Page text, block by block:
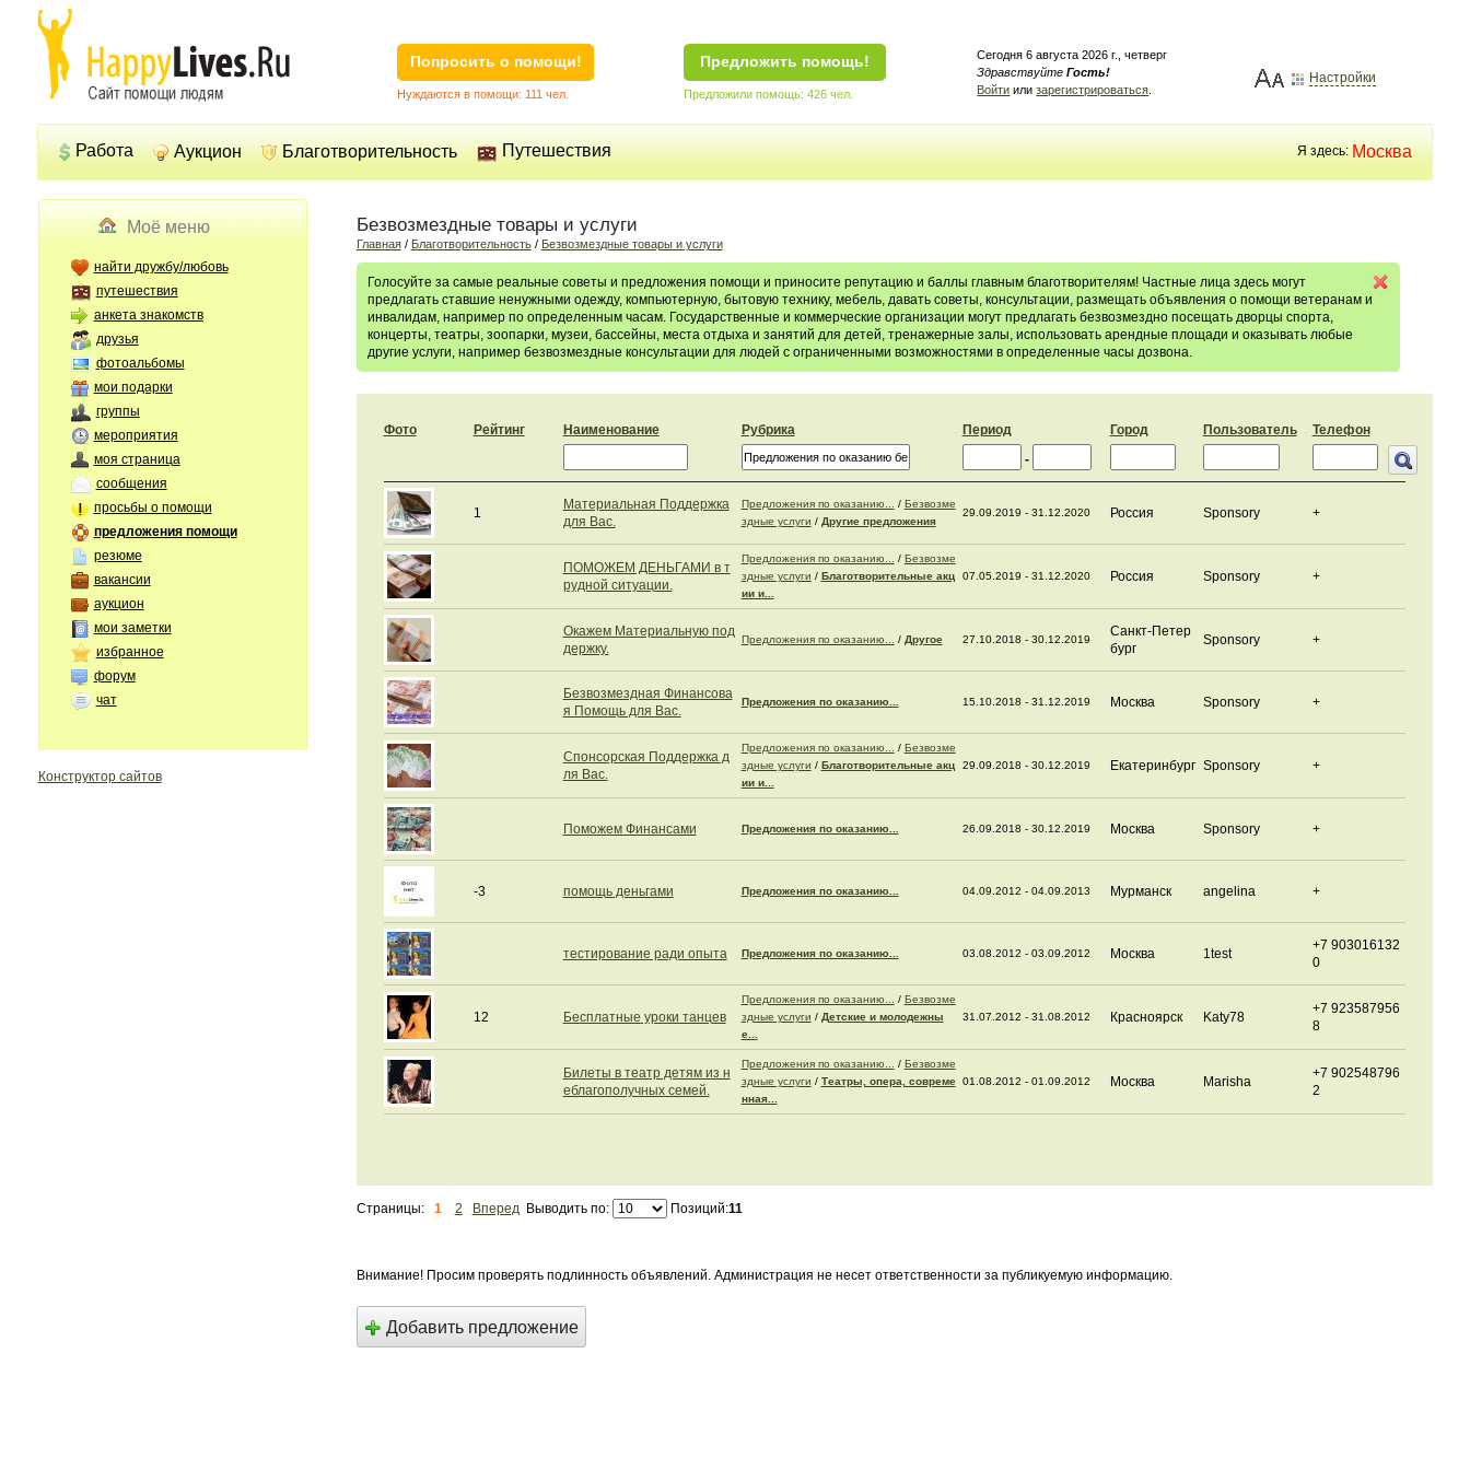
Попросить о помощи!
Нуждаются в помощи: 111 чел.
Предложить помощь!
Предложили помощь: 426 чел.
Сегодня 6 августа 2026 г., четверг
ЗдравствуйтеГость!
Войти илизарегистрироваться
Настройки
Работа Аукцион Благотворительность Путешествия Я здесь:Москва
Моё меню
найти дружбу/любовь
путешествия
анкета знакомств
друзья
фотоальбомы
мои подарки
группы
мероприятия
моя страница
сообщения
просьбы о помощи
предложения помощи
резюме
вакансии
аукцион
мои заметки
избранное
форум
чат
Конструктор сайтов
Безвозмездные товары и услуги
Главная/ Благотворительность/ Безвозмездные товары и услуги
Голосуйте за самые реальные советы и предложения помощи и приносите репутацию и баллы главным благотворителям! Частные лица здесь могут
предлагать ставшие ненужными одежду, компьютерную, бытовую технику, мебель, давать советы, консультации, размещать объявления о помощи ветеранам и
инвалидам, например по определенным часам. Государственные и коммерческие организации могут предлагать безвозмездно посещать дворцы спорта,
концерты, театры, зоопарки, музеи, бассейны, места отдыха и занятий для детей, тренажерные залы, использовать арендные площади и оказывать любые
другие услуги, например безвозмездные консультации для людей с ограниченными возможностями в определенные часы дозвона.
Фото Рейтинг Наименование Рубрика
Период
-
Город Пользователь Телефон
1
Материальная Поддержка
для Вас.
Предложения по оказанию... / Безвозме
здные услуги / Другие предложения
29.09.2019 - 31.12.2020 Россия Sponsory +
ПОМОЖЕМ ДЕНЬГАМИ в т
рудной ситуации.
Предложения по оказанию... / Безвозме
здные услуги / Благотворительные акц
ии и...
07.05.2019 - 31.12.2020 Россия Sponsory +
Окажем Материальную под
держку.
Предложения по оказанию... / Другое 27.10.2018 - 30.12.2019
Санкт-Петер
бург
Sponsory +
Безвозмездная Финансова
я Помощь для Вас.
Предложения по оказанию... 15.10.2018 - 31.12.2019 Москва Sponsory +
Спонсорская Поддержка д
ля Вас.
Предложения по оказанию... / Безвозме
здные услуги / Благотворительные акц
ии и...
29.09.2018 - 30.12.2019 Екатеринбург Sponsory +
Поможем Финансами Предложения по оказанию... 26.09.2018 - 30.12.2019 Москва Sponsory +
-3 помощь деньгами Предложения по оказанию... 04.09.2012 - 04.09.2013 Мурманск angelina +
тестирование ради опыта Предложения по оказанию... 03.08.2012 - 03.09.2012 Москва 1test
+7 903016132
0
12 Бесплатные уроки танцев
Предложения по оказанию... / Безвозме
здные услуги / Детские и молодежны
е...
31.07.2012 - 31.08.2012 Красноярск Katy78
+7 923587956
8
Билеты в театр детям из н
еблагополучных семей.
Предложения по оказанию... / Безвозме
здные услуги / Театры, опера, совреме
нная...
01.08.2012 - 01.09.2012 Москва Marisha
+7 902548796
2
Страницы: 1 2 ВпередВыводить по: Позиций:11
Внимание! Просим проверять подлинность объявлений. Администрация не несет ответственности за публикуемую информацию.
Добавить предложение